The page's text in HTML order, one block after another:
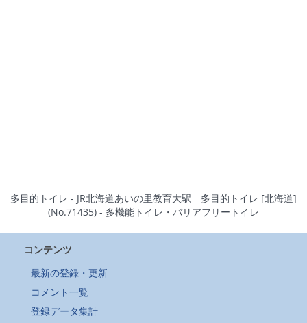
多目的トイレ - JR北海道あいの里教育大駅 多目的トイレ [北海道]
(No.71435) - 多機能トイレ・バリアフリートイレ
コンテンツ
最新の登録・更新
コメント一覧
登録データ集計